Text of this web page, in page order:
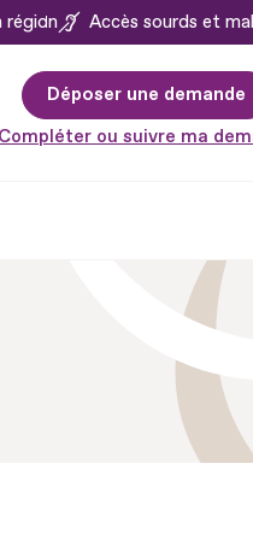
région Accès sourds et
Déposer une demande
Compléter ou suivre ma